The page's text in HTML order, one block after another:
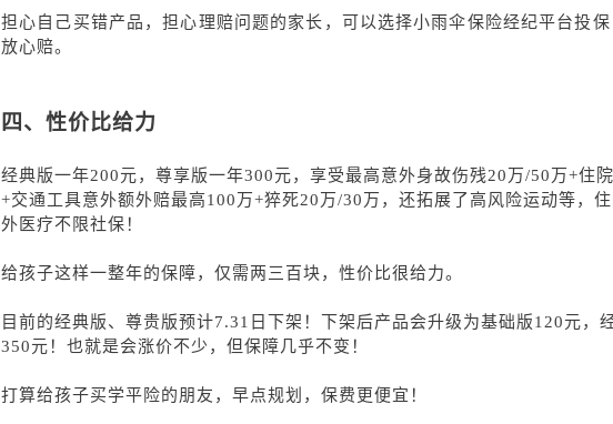
担心自己买错产品，担心理赔问题的家长，可以选择小雨伞保险经纪平台投保
放心赔。
四、 性价比给力
经典版一年200元，尊享版一年300元，享受最高意外身故伤残20万/50万+住
+交通工具意外额外赔最高100万+猝死20万/30万，还拓展了高风险运动等，
外医疗不限社保！
给孩子这样一整年的保障，仅需两三百块，性价比很给力。
目前的经典版、尊贵版预计7.31日下架！下架后产品会升级为基础版120元，
350元！也就是会涨价不少，但保障几乎不变！
打算给孩子买学平险的朋友，早点规划，保费更便宜！